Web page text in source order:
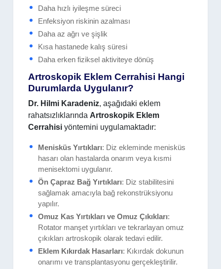
Daha hızlı iyileşme süreci
Enfeksiyon riskinin azalması
Daha az ağrı ve şişlik
Kısa hastanede kalış süresi
Daha erken fiziksel aktiviteye dönüş
Artroskopik Eklem Cerrahisi Hangi
Durumlarda Uygulanır?
Dr. Hilmi Karadeniz, aşağıdaki eklem
rahatsızlıklarında Artroskopik Eklem
Cerrahisi yöntemini uygulamaktadır:
Menisküs Yırtıkları: Diz ekleminde menisküs
hasarı olan hastalarda onarım veya kısmi
menisektomi uygulanır.
Ön Çapraz Bağ Yırtıkları: Diz stabilitesini
sağlamak amacıyla bağ rekonstrüksiyonu
yapılır.
Omuz Kas Yırtıkları ve Omuz Çıkıkları:
Rotator manşet yırtıkları ve tekrarlayan omuz
çıkıkları artroskopik olarak tedavi edilir.
Eklem Kıkırdak Hasarları: Kıkırdak dokunun
onarımı ve transplantasyonu gerçekleştirilir.